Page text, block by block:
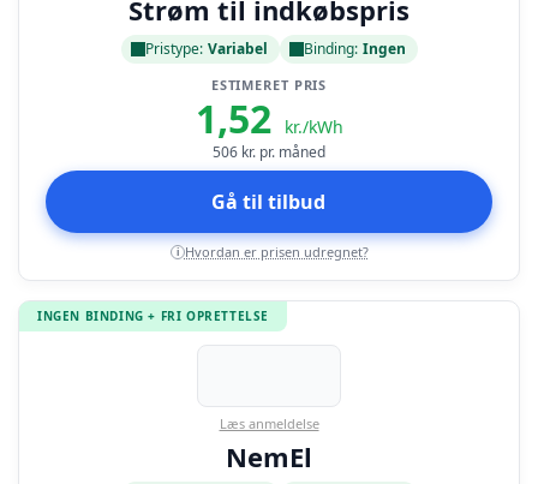
Strøm til indkøbspris
Pristype: Variabel Binding: Ingen
ESTIMERET PRIS
1,52 kr./kWh
506 kr. pr. måned
Gå til tilbud
i Hvordan er prisen udregnet?
INGEN BINDING + FRI OPRETTELSE
Læs anmeldelse
NemEl